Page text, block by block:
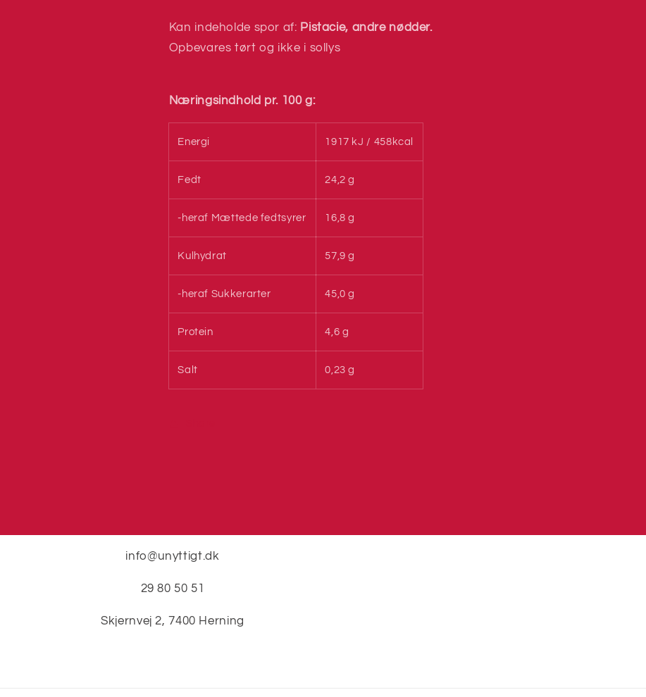
Kan indeholde spor af: Pistacie, andre nødder.
Opbevares tørt og ikke i sollys
Næringsindhold pr. 100 g:
Energi 1917 kJ / 458kcal
Fedt 24,2 g
-heraf Mættede fedtsyrer 16,8 g
Kulhydrat 57,9 g
-heraf Sukkerarter 45,0 g
Protein 4,6 g
Salt 0,23 g
info@unyttigt.dk
29 80 50 51
Skjernvej 2, 7400 Herning